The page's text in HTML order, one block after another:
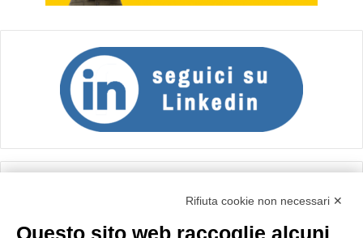
Rifiuta cookie non necessari ✕
Questo sito web raccoglie alcuni